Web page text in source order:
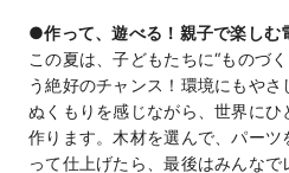
●作って、遊べる！親子で楽しむ
この夏は、子どもたちに“ものづ
う絶好のチャンス！環境にもや
ぬくもりを感じながら、世界に
作ります。木材を選んで、パー
って仕上げたら、最後はみんな